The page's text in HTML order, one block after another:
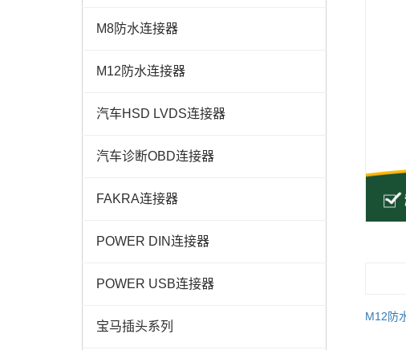
M8防水连接器
M12防水连接器
汽车HSD LVDS连接器
汽车诊断OBD连接器
FAKRA连接器
POWER DIN连接器
POWER USB连接器
宝马插头系列
M12防